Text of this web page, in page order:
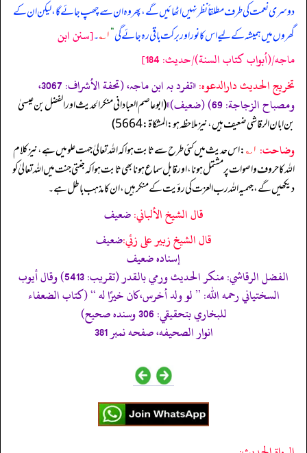
دوسری نعمت کی طرف مطلقاً نظر نہیں اٹھائیں گے، پھر وہ ان سے چھپ جائے گا، لیکن ان کے
گھروں میں ہمیشہ کے لیے اس کا نور اور برکت باقی رہ جائے گی“۱؎ ۔[سنن ابن
ماجه/(أبواب كتاب السنة)/حدیث: 184]
تخریج الحدیث دارالدعوہ:
«تفرد بہ ابن ماجہ، (تحفة الأشراف: 3067،
ومصباح الزجاجة: 69) (ضعیف)»
‏‏‏‏ (ابوعاصم العبادانی منکر الحدیث اور الفضل بن عیسیٰ
بن ابان الرقاشی ضعیف ہیں، نیزملاحظہ ہو: المشکاة: 5664)
وضاحت: ۱؎ : اس حدیث میں کئی طرح سے ثابت ہوا کہ اللہ تعالیٰ جہت علو میں ہے، نیز کلام
اللہ کا حروف و اصوات پر مشتمل ہونا، اور قابل سماع ہونا بھی ثابت ہوا کہ جنتی جنت میں اللہ تعالیٰ کو
دیکھیں گے، جہمیہ اللہ رب العزت کی رؤیت کے منکر ہیں، ان کا مذہب باطل ہے۔
قال الشيخ الألباني:ضعيف
قال الشيخ زبير على زئي:ضعيف
إسناده ضعيف
الفضل الرقاشي: منكر الحديث ورمي بالقدر (تقريب: 5413) وقال أيوب
السختياني رحمه اللّٰه: ’’ لو ولد أخرس،كان خيرًا له ‘‘ (كتاب الضعفاء
للبخاري بتحقيقي: 306 وسنده صحيح)
انوار الصحيفه، صفحه نمبر 381